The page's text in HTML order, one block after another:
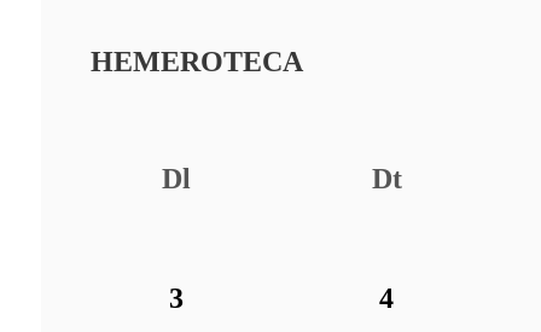
HEMEROTECA
Dl Dt
3
4